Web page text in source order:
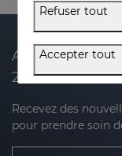
Abonnez-vous
20 % de
Recevez des
pour prendre soin
Refuser tout
Accepter tout